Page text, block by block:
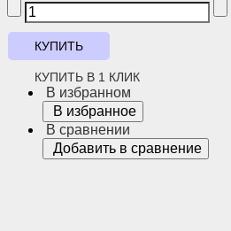
КУПИТЬ В 1 КЛИК
В избранном
В избранное
В сравнении
Добавить в сравнение